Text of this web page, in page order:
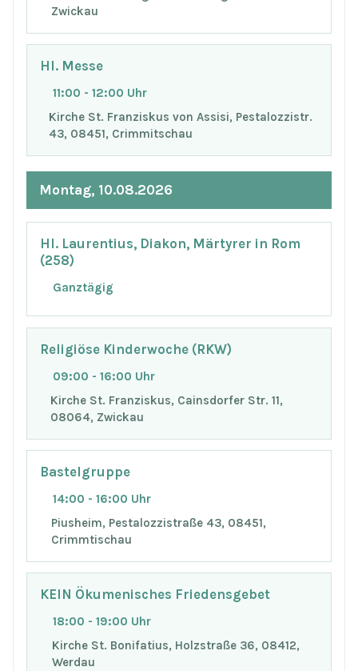
Zwickau
Hl. Messe
11:00 - 12:00 Uhr
Kirche St. Franziskus von Assisi, Pestalozzistr.
43, 08451, Crimmitschau
Montag, 10.08.2026
Hl. Laurentius, Diakon, Märtyrer in Rom
(258)
Ganztägig
Religiöse Kinderwoche (RKW)
09:00 - 16:00 Uhr
Kirche St. Franziskus, Cainsdorfer Str. 11,
08064, Zwickau
Bastelgruppe
14:00 - 16:00 Uhr
Piusheim, Pestalozzistraße 43, 08451,
Crimmtischau
KEIN Ökumenisches Friedensgebet
18:00 - 19:00 Uhr
Kirche St. Bonifatius, Holzstraße 36, 08412,
Werdau